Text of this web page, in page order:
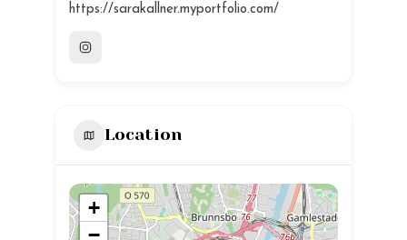
https://sarakallner.myportfolio.com/
Location
+
−